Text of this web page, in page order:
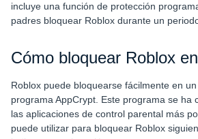
incluye una función de protección
padres bloquear Roblox durante un
Cómo bloquear Roblox
Roblox puede bloquearse fácilmente en
programa AppCrypt. Este programa se ha
las aplicaciones de control parental más
puede utilizar para bloquear Roblox